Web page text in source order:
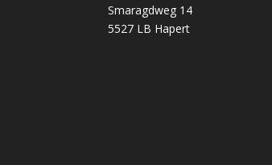
Smaragdweg 14
5527 LB Hapert